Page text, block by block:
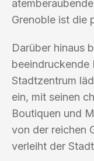
Grenoble ist die
Darüber hinaus
beeindruckende
Stadtzentrum
ein, mit seinen
Boutiquen und
von der reichen
verleiht der